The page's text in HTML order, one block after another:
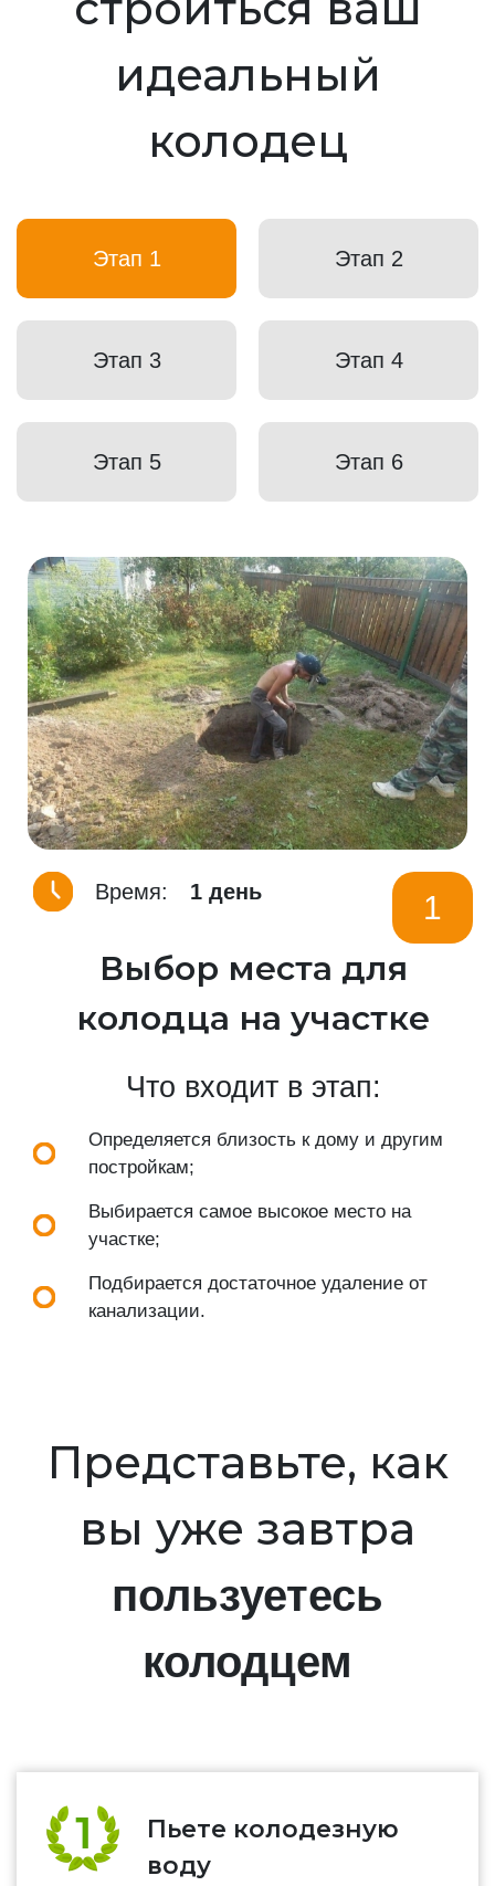
идеальный
колодец
Этап 1 Этап 2
Этап 3 Этап 4
Этап 5 Этап 6
Время: 1 день 1
Выбор места для
колодца на участке
Что входит в этап:
Определяется близость к дому и другим
постройкам;
Выбирается самое высокое место на
участке;
Подбирается достаточное удаление от
канализации.
Представьте, как
вы уже завтра
пользуетесь
колодцем
Пьете колодезную
воду